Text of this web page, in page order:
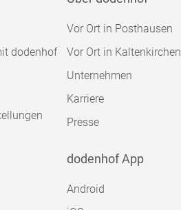
dodenhof
Vor Ort in Posthausen
Vor Ort in Kaltenkirchen
Unternehmen
Karriere
Presse
dodenhof App
Android